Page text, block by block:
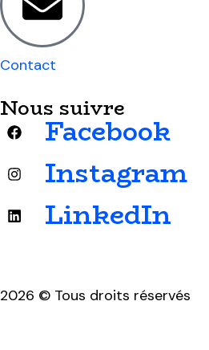
Contact
Nous suivre
Facebook
Instagram
LinkedIn
2026 © Tous droits réservés